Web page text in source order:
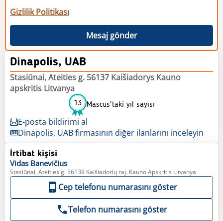
Gizlilik Politikası
Mesaj gönder
Dinapolis, UAB
Stasiūnai, Ateities g. 56137 Kaišiadorys Kauno
apskritis Litvanya
13 Mascus'taki yıl sayısı
E-posta bildirimi al
Dinapolis, UAB firmasının diğer ilanlarını inceleyin
İrtibat kişisi
Vidas Banevičius
Stasiūnai, Ateities g. 56139 Kaišiadorių raj. Kauno Apskritis Litvanya
Cep telefonu numarasını göster
Telefon numarasını göster